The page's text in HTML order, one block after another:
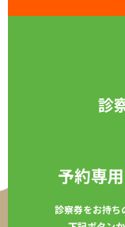
診
予約専
診察券をお持ち